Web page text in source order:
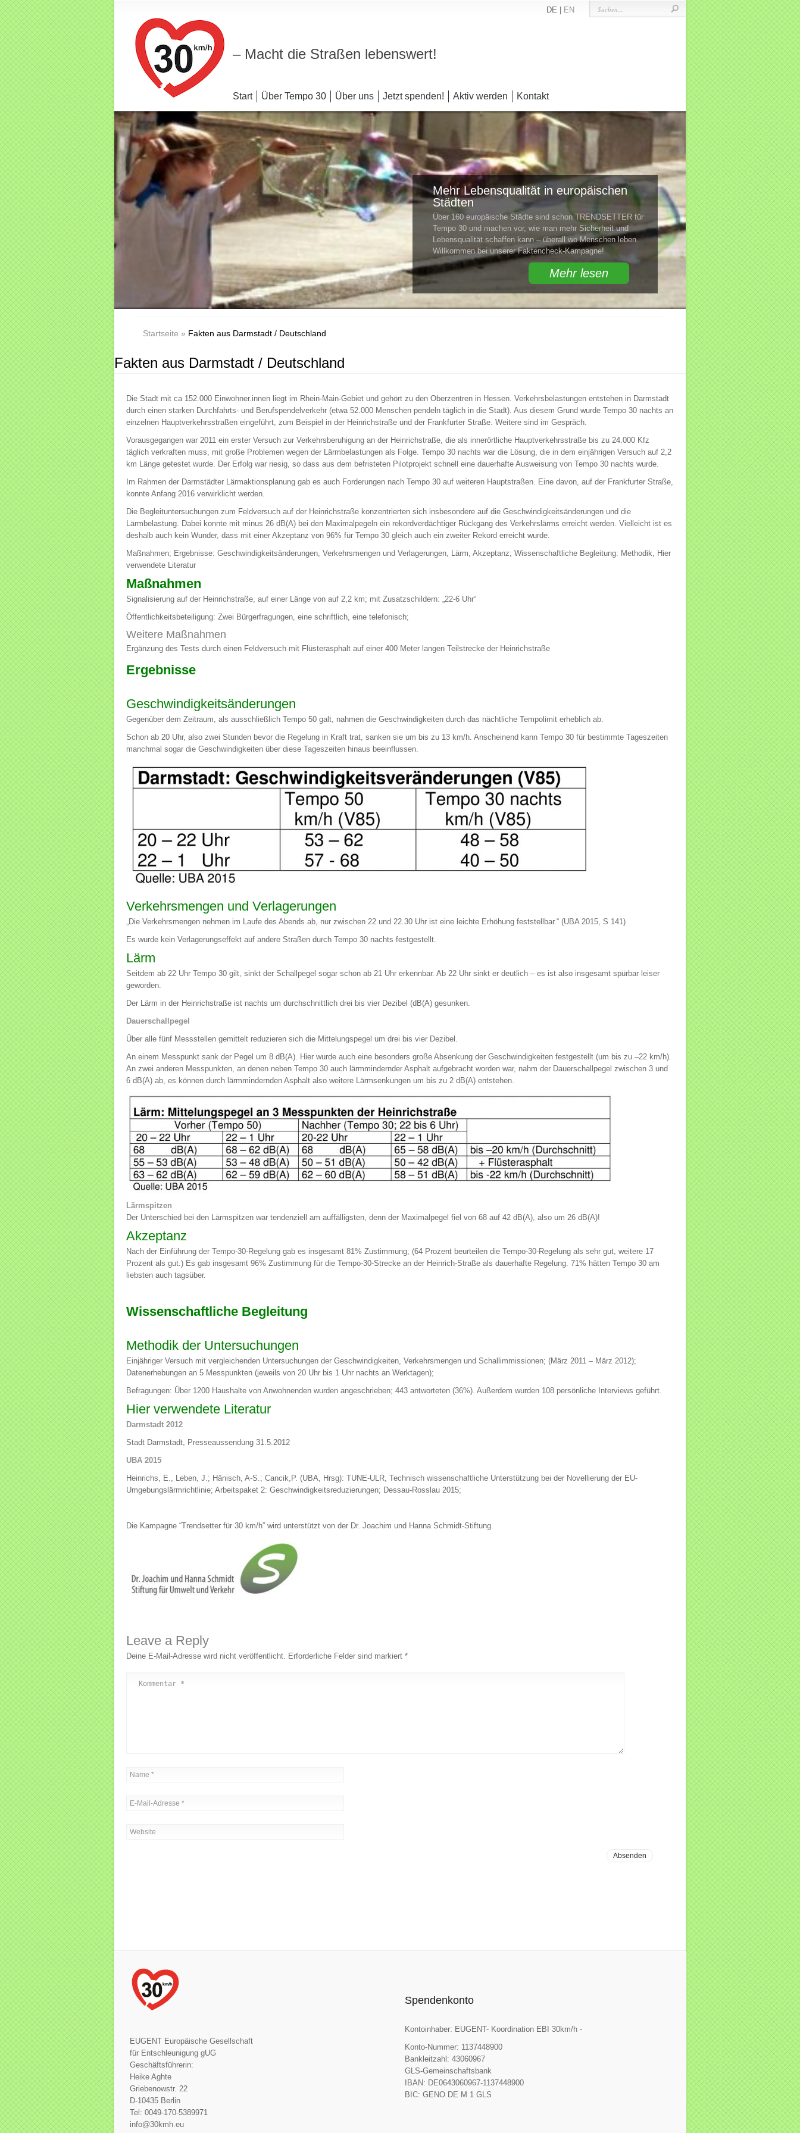
– Macht die Straßen lebenswert!
Start Über Tempo 30 Über uns Jetzt spenden! Aktiv werden Kontakt
DE | EN
Mehr Lebensqualität in europäischen
Städten
Über 160 europäische Städte sind schon TRENDSETTER für
Tempo 30 und machen vor, wie man mehr Sicherheit und
Lebensqualität schaffen kann – überall wo Menschen leben.
Willkommen bei unserer Faktencheck-Kampagne!
Mehr lesen
Startseite » Fakten aus Darmstadt / Deutschland
Fakten aus Darmstadt / Deutschland
Die Stadt mit ca 152.000 Einwohner.innen liegt im Rhein-Main-Gebiet und gehört zu den Oberzentren in Hessen. Verkehrsbelastungen entstehen in Darmstadt
durch einen starken Durchfahrts- und Berufspendelverkehr (etwa 52.000 Menschen pendeln täglich in die Stadt). Aus diesem Grund wurde Tempo 30 nachts an
einzelnen Hauptverkehrsstraßen eingeführt, zum Beispiel in der Heinrichstraße und der Frankfurter Straße. Weitere sind im Gespräch.
Vorausgegangen war 2011 ein erster Versuch zur Verkehrsberuhigung an der Heinrichstraße, die als innerörtliche Hauptverkehrsstraße bis zu 24.000 Kfz
täglich verkraften muss, mit große Problemen wegen der Lärmbelastungen als Folge. Tempo 30 nachts war die Lösung, die in dem einjährigen Versuch auf 2,2
km Länge getestet wurde. Der Erfolg war riesig, so dass aus dem befristeten Pilotprojekt schnell eine dauerhafte Ausweisung von Tempo 30 nachts wurde.
Im Rahmen der Darmstädter Lärmaktionsplanung gab es auch Forderungen nach Tempo 30 auf weiteren Hauptstraßen. Eine davon, auf der Frankfurter Straße,
konnte Anfang 2016 verwirklicht werden.
Die Begleituntersuchungen zum Feldversuch auf der Heinrichstraße konzentrierten sich insbesondere auf die Geschwindigkeitsänderungen und die
Lärmbelastung. Dabei konnte mit minus 26 dB(A) bei den Maximalpegeln ein rekordverdächtiger Rückgang des Verkehrslärms erreicht werden. Vielleicht ist es
deshalb auch kein Wunder, dass mit einer Akzeptanz von 96% für Tempo 30 gleich auch ein zweiter Rekord erreicht wurde.
Maßnahmen; Ergebnisse: Geschwindigkeitsänderungen, Verkehrsmengen und Verlagerungen, Lärm, Akzeptanz; Wissenschaftliche Begleitung: Methodik, Hier
verwendete Literatur
Maßnahmen
Signalisierung auf der Heinrichstraße, auf einer Länge von auf 2,2 km; mit Zusatzschildern: „22-6 Uhr“
Öffentlichkeitsbeteiligung: Zwei Bürgerfragungen, eine schriftlich, eine telefonisch;
Weitere Maßnahmen
Ergänzung des Tests durch einen Feldversuch mit Flüsterasphalt auf einer 400 Meter langen Teilstrecke der Heinrichstraße
Ergebnisse
Geschwindigkeitsänderungen
Gegenüber dem Zeitraum, als ausschließlich Tempo 50 galt, nahmen die Geschwindigkeiten durch das nächtliche Tempolimit erheblich ab.
Schon ab 20 Uhr, also zwei Stunden bevor die Regelung in Kraft trat, sanken sie um bis zu 13 km/h. Anscheinend kann Tempo 30 für bestimmte Tageszeiten
manchmal sogar die Geschwindigkeiten über diese Tageszeiten hinaus beeinflussen.
Verkehrsmengen und Verlagerungen
„Die Verkehrsmengen nehmen im Laufe des Abends ab, nur zwischen 22 und 22.30 Uhr ist eine leichte Erhöhung feststellbar.“ (UBA 2015, S 141)
Es wurde kein Verlagerungseffekt auf andere Straßen durch Tempo 30 nachts festgestellt.
Lärm
Seitdem ab 22 Uhr Tempo 30 gilt, sinkt der Schallpegel sogar schon ab 21 Uhr erkennbar. Ab 22 Uhr sinkt er deutlich – es ist also insgesamt spürbar leiser
geworden.
Der Lärm in der Heinrichstraße ist nachts um durchschnittlich drei bis vier Dezibel (dB(A) gesunken.
Dauerschallpegel
Über alle fünf Messstellen gemittelt reduzieren sich die Mittelungspegel um drei bis vier Dezibel.
An einem Messpunkt sank der Pegel um 8 dB(A). Hier wurde auch eine besonders große Absenkung der Geschwindigkeiten festgestellt (um bis zu –22 km/h).
An zwei anderen Messpunkten, an denen neben Tempo 30 auch lärmmindernder Asphalt aufgebracht worden war, nahm der Dauerschallpegel zwischen 3 und
6 dB(A) ab, es können durch lärmmindernden Asphalt also weitere Lärmsenkungen um bis zu 2 dB(A) entstehen.
Lärmspitzen
Der Unterschied bei den Lärmspitzen war tendenziell am auffälligsten, denn der Maximalpegel fiel von 68 auf 42 dB(A), also um 26 dB(A)!
Akzeptanz
Nach der Einführung der Tempo-30-Regelung gab es insgesamt 81% Zustimmung; (64 Prozent beurteilen die Tempo-30-Regelung als sehr gut, weitere 17
Prozent als gut.) Es gab insgesamt 96% Zustimmung für die Tempo-30-Strecke an der Heinrich-Straße als dauerhafte Regelung. 71% hätten Tempo 30 am
liebsten auch tagsüber.
Wissenschaftliche Begleitung
Methodik der Untersuchungen
Einjähriger Versuch mit vergleichenden Untersuchungen der Geschwindigkeiten, Verkehrsmengen und Schallimmissionen; (März 2011 – März 2012);
Datenerhebungen an 5 Messpunkten (jeweils von 20 Uhr bis 1 Uhr nachts an Werktagen);
Befragungen: Über 1200 Haushalte von Anwohnenden wurden angeschrieben; 443 antworteten (36%). Außerdem wurden 108 persönliche Interviews geführt.
Hier verwendete Literatur
Darmstadt 2012
Stadt Darmstadt, Presseaussendung 31.5.2012
UBA 2015
Heinrichs, E., Leben, J.; Hänisch, A-S.; Cancik,P. (UBA, Hrsg): TUNE-ULR, Technisch wissenschaftliche Unterstützung bei der Novellierung der EU-
Umgebungslärmrichtlinie; Arbeitspaket 2: Geschwindigkeitsreduzierungen; Dessau-Rosslau 2015;
Die Kampagne “Trendsetter für 30 km/h” wird unterstützt von der Dr. Joachim und Hanna Schmidt-Stiftung.
Leave a Reply
Deine E-Mail-Adresse wird nicht veröffentlicht. Erforderliche Felder sind markiert *
Spendenkonto
EUGENT Europäische Gesellschaft
für Entschleunigung gUG
Geschäftsführerin:
Heike Aghte
Griebenowstr. 22
D-10435 Berlin
Tel: 0049-170-5389971
info@30kmh.eu
Kontoinhaber: EUGENT- Koordination EBI 30km/h -
Konto-Nummer: 1137448900
Bankleitzahl: 43060967
GLS-Gemeinschaftsbank
IBAN: DE0643060967-1137448900
BIC: GENO DE M 1 GLS